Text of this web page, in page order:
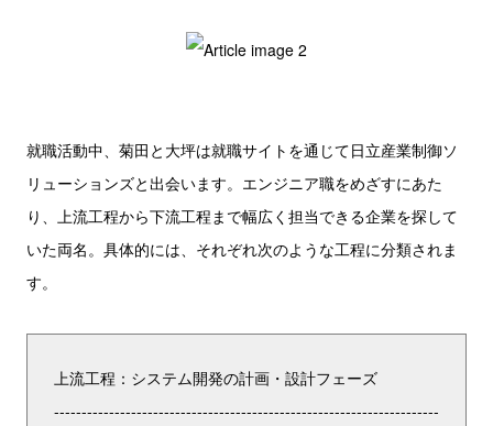
就職活動中、菊田と大坪は就職サイトを通じて日立産業制御ソ
リューションズと出会います。エンジニア職をめざすにあた
り、上流工程から下流工程まで幅広く担当できる企業を探して
いた両名。具体的には、それぞれ次のような工程に分類されま
す。
上流工程：システム開発の計画・設計フェーズ
----------------------------------------------------------------------